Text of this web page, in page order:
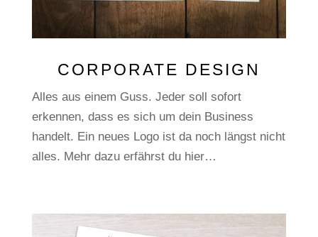
CORPORATE DESIGN
Alles aus einem Guss. Jeder soll sofort
erkennen, dass es sich um dein Business
handelt. Ein neues Logo ist da noch längst nicht
alles. Mehr dazu erfährst du hier…